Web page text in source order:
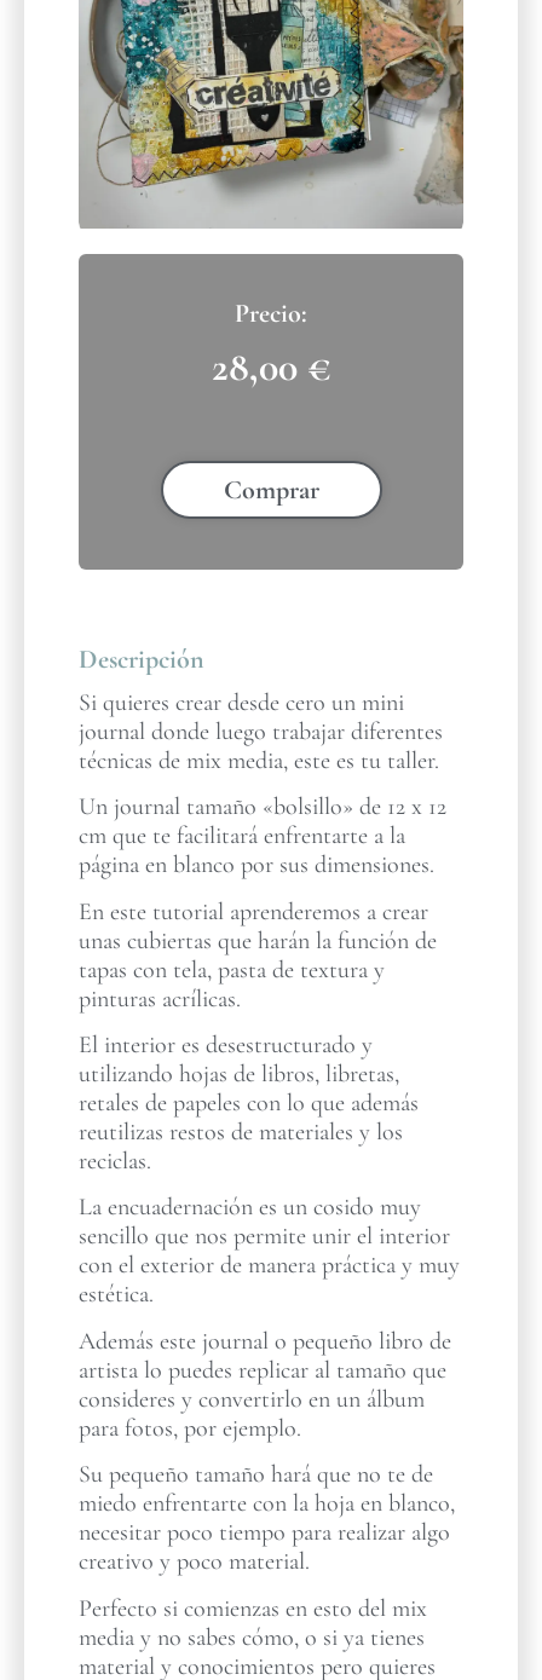
28,00 €
Comprar
Descripción
Si quieres crear desde cero un mini
journal donde luego trabajar diferentes
técnicas de mix media, este es tu taller.
Un journal tamaño «bolsillo» de 12 x 12
cm que te facilitará enfrentarte a la
página en blanco por sus dimensiones.
En este tutorial aprenderemos a crear
unas cubiertas que harán la función de
tapas con tela, pasta de textura y
pinturas acrílicas.
El interior es desestructurado y
utilizando hojas de libros, libretas,
retales de papeles con lo que además
reutilizas restos de materiales y los
reciclas.
La encuadernación es un cosido muy
sencillo que nos permite unir el interior
con el exterior de manera práctica y muy
estética.
Además este journal o pequeño libro de
artista lo puedes replicar al tamaño que
consideres y convertirlo en un álbum
para fotos, por ejemplo.
Su pequeño tamaño hará que no te de
miedo enfrentarte con la hoja en blanco,
necesitar poco tiempo para realizar algo
creativo y poco material.
Perfecto si comienzas en esto del mix
media y no sabes cómo, o si ya tienes
material y conocimientos pero quieres